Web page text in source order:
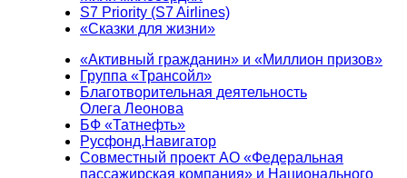
S7 Priority (S7 Airlines)
«Сказки для жизни»
«Активный гражданин» и «Миллион призов»
Группа «Трансойл»
Благотворительная деятельность
Олега Леонова
БФ «Татнефть»
Русфонд.Навигатор
Совместный проект АО «Федеральная
пассажирская компания» и Национального